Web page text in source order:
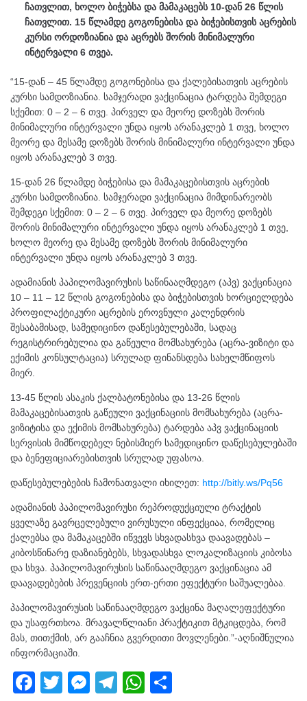
ჩათვლით, ხოლო ბიჭებსა და მამაკაცებს 10-დან 26 წლის
ჩათვლით. 15 წლამდე გოგონებისა და ბიჭებისთვის აცრების
კურსი ორდოზიანია და აცრებს შორის მინიმალური
ინტერვალი 6 თვეა.
“15-დან – 45 წლამდე გოგონებისა და ქალებისათვის აცრების
კურსი სამდოზიანია. სამჯერადი ვაქცინაცია ტარდება შემდეგი
სქემით: 0 – 2 – 6 თვე. პირველ და მეორე დოზებს შორის
მინიმალური ინტერვალი უნდა იყოს არანაკლებ 1 თვე, ხოლო
მეორე და მესამე დოზებს შორის მინიმალური ინტერვალი უნდა
იყოს არანაკლებ 3 თვე.
15-დან 26 წლამდე ბიჭებისა და მამაკაცებისთვის აცრების
კურსი სამდოზიანია. სამჯერადი ვაქცინაცია მიმდინარეობს
შემდეგი სქემით: 0 – 2 – 6 თვე. პირველ და მეორე დოზებს
შორის მინიმალური ინტერვალი უნდა იყოს არანაკლებ 1 თვე,
ხოლო მეორე და მესამე დოზებს შორის მინიმალური
ინტერვალი უნდა იყოს არანაკლებ 3 თვე.
ადამიანის პაპილომავირუსის საწინააღმდეგო (აპვ) ვაქცინაცია
10 – 11 – 12 წლის გოგონებისა და ბიჭებისთვის ხორციელდება
პროფილაქტიკური აცრების ეროვნული კალენდრის
შესაბამისად, სამედიცინო დაწესებულებაში, სადაც
რეგისტრირებულია და გაწეული მომსახურება (აცრა-ვიზიტი და
ექიმის კონსულტაცია) სრულად ფინანსდება სახელმწიფოს
მიერ.
13-45 წლის ასაკის ქალბატონებისა და 13-26 წლის
მამაკაცებისათვის გაწეული ვაქცინაციის მომსახურება (აცრა-
ვიზიტისა და ექიმის მომსახურება) ტარდება აპვ ვაქცინაციის
სერვისის მიმწოდებელ ნებისმიერ სამედიცინო დაწესებულებაში
და ბენეფიციარებისთვის სრულად უფასოა.
დაწესებულებების ჩამონათვალი იხილეთ: http://bitly.ws/Pq56
ადამიანის პაპილომავირუსი რეპროდუქციული ტრაქტის
ყველაზე გავრცელებული ვირუსული ინფექციაა, რომელიც
ქალებსა და მამაკაცებში იწვევს სხვადასხვა დაავადებას –
კიბოსწინარე დაზიანებებს, სხვადასხვა ლოკალიზაციის კიბოსა
და სხვა. პაპილომავირუსის საწინააღმდეგო ვაქცინაცია ამ
დაავადებების პრევენციის ერთ-ერთი ეფექტური საშუალებაა.
პაპილომავირუსის საწინააღმდეგო ვაქცინა მაღალეფექტური
და უსაფრთხოა. მრავალწლიანი პრაქტიკით მტკიცდება, რომ
მას, თითქმის, არ გააჩნია გვერდითი მოვლენები.”-აღნიშნულია
ინფორმაციაში.
F
T
M
T
W